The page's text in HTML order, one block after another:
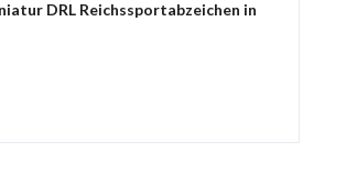
DRL Reichssportabzeichen in